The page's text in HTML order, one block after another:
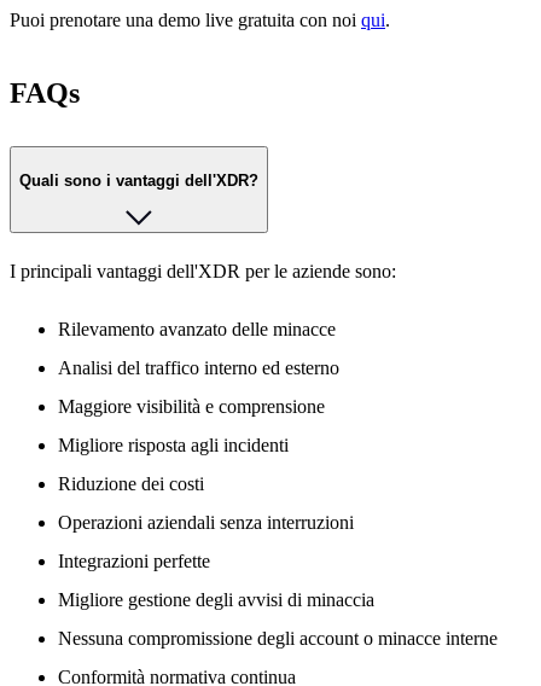
Puoi prenotare una demo live gratuita con noi qui.
FAQs
Quali sono i vantaggi dell'XDR?
I principali vantaggi dell'XDR per le aziende sono:
Rilevamento avanzato delle minacce
Analisi del traffico interno ed esterno
Maggiore visibilità e comprensione
Migliore risposta agli incidenti
Riduzione dei costi
Operazioni aziendali senza interruzioni
Integrazioni perfette
Migliore gestione degli avvisi di minaccia
Nessuna compromissione degli account o minacce interne
Conformità normativa continua